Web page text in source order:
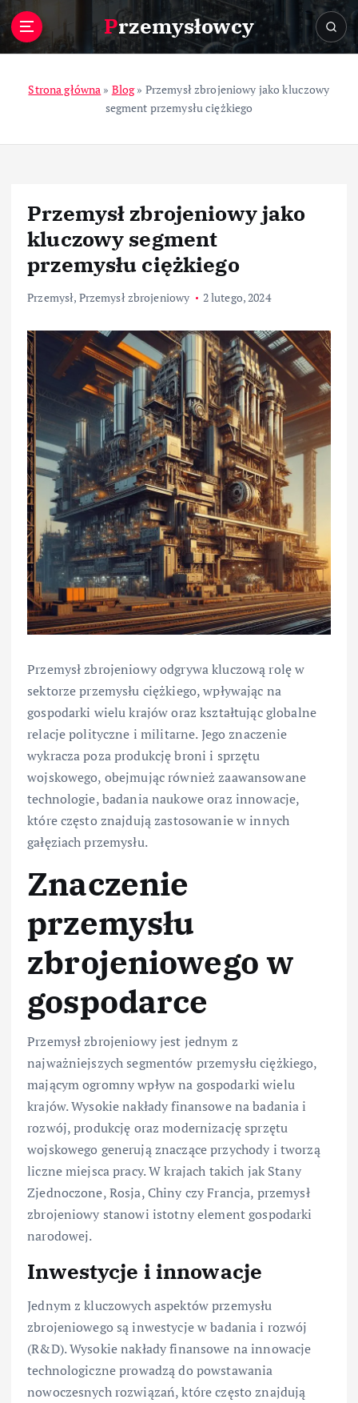
Przemysłowcy
Strona główna » Blog» Przemysł zbrojeniowy jako kluczowy
segment przemysłu ciężkiego
Przemysł zbrojeniowy jako
kluczowy segment
przemysłu ciężkiego
Przemysł, Przemysł zbrojeniowy 2 lutego, 2024
Przemysł zbrojeniowy odgrywa kluczową rolę w
sektorze przemysłu ciężkiego, wpływając na
gospodarki wielu krajów oraz kształtując globalne
relacje polityczne i militarne. Jego znaczenie
wykracza poza produkcję broni i sprzętu
wojskowego, obejmując również zaawansowane
technologie, badania naukowe oraz innowacje,
które często znajdują zastosowanie w innych
gałęziach przemysłu.
Znaczenie
przemysłu
zbrojeniowego w
gospodarce
Przemysł zbrojeniowy jest jednym z
najważniejszych segmentów przemysłu ciężkiego,
mającym ogromny wpływ na gospodarki wielu
krajów. Wysokie nakłady finansowe na badania i
rozwój, produkcję oraz modernizację sprzętu
wojskowego generują znaczące przychody i tworzą
liczne miejsca pracy. W krajach takich jak Stany
Zjednoczone, Rosja, Chiny czy Francja, przemysł
zbrojeniowy stanowi istotny element gospodarki
narodowej.
Inwestycje i innowacje
Jednym z kluczowych aspektów przemysłu
zbrojeniowego są inwestycje w badania i rozwój
(R&D). Wysokie nakłady finansowe na innowacje
technologiczne prowadzą do powstawania
nowoczesnych rozwiązań, które często znajdują